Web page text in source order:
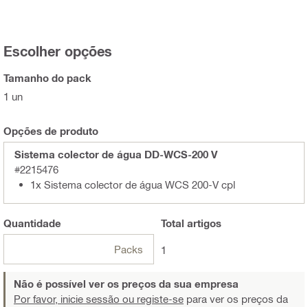
Escolher opções
Tamanho do pack
1 un
Opções de produto
Sistema colector de água DD-WCS-200 V
#2215476
1x Sistema colector de água WCS 200-V cpl
Quantidade
Packs
Total artigos
1
Não é possível ver os preços da sua empresa
Por favor, inicie sessão ou registe-se para ver os preços da